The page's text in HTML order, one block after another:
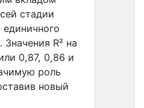
стадии
R² на
0,87, 0,86 и
роль
новый